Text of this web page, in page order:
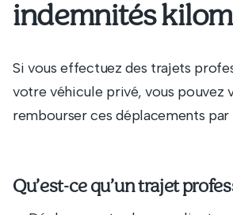
indemnités
Si vous effectuez des trajets
votre véhicule privé, vous pouvez
rembourser ces déplacements
Qu’est-ce qu’un trajet